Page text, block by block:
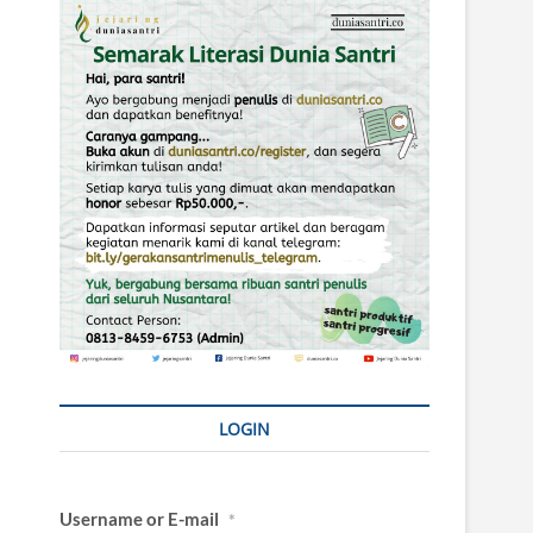
LOGIN
Username or E-mail *